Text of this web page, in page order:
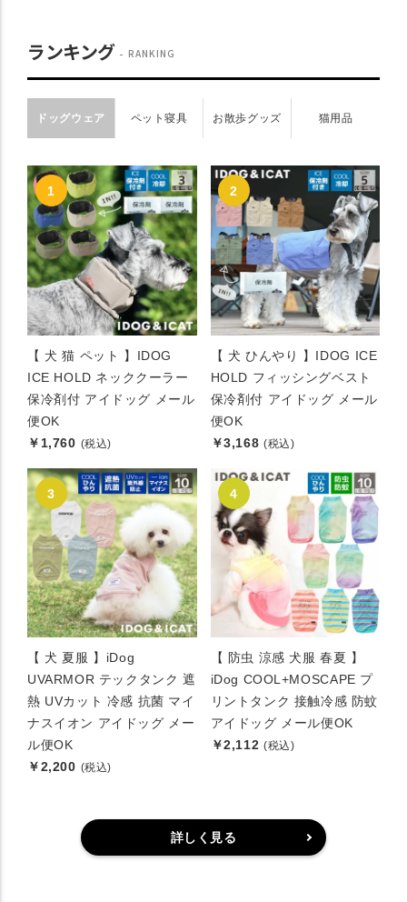
ランキング RANKING
ドッグウェア ペット寝具 お散歩グッズ 猫用品
【 犬 猫 ペット 】IDOG
ICE HOLD ネッククーラー
保冷剤付 アイドッグ メール
便OK
￥1,760 (税込)
【 犬 ひんやり 】IDOG ICE
HOLD フィッシングベスト
保冷剤付 アイドッグ メール
便OK
￥3,168 (税込)
【 犬 夏服 】iDog
UVARMOR テックタンク 遮
熱 UVカット 冷感 抗菌 マイ
ナスイオン アイドッグ メー
ル便OK
￥2,200 (税込)
【 防虫 涼感 犬服 春夏 】
iDog COOL+MOSCAPE プ
リントタンク 接触冷感 防蚊
アイドッグ メール便OK
￥2,112 (税込)
詳しく見る